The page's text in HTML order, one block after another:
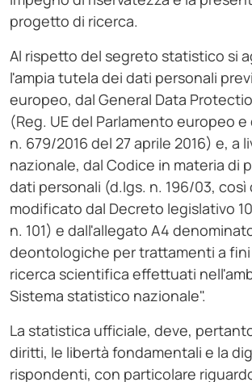
progetto di ricerca.
Al rispetto del segreto statistico si
l'ampia tutela dei dati personali
europeo, dal General Data
(Reg. UE del Parlamento europeo
n. 679/2016 del 27 aprile 2016) e, a
nazionale, dal Codice in materia di
dati personali (d.lgs. n. 196/03, così
modificato dal Decreto legislativo
n. 101) e dall'allegato A4
deontologiche per trattamenti a
ricerca scientifica effettuati
Sistema statistico nazionale".
La statistica ufficiale, deve,
diritti, le libertà fondamentali e la
rispondenti, con particolare